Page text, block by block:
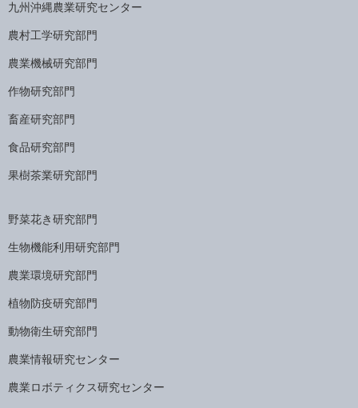
九州沖縄農業研究センター
農村工学研究部門
農業機械研究部門
作物研究部門
畜産研究部門
食品研究部門
果樹茶業研究部門
野菜花き研究部門
生物機能利用研究部門
農業環境研究部門
植物防疫研究部門
動物衛生研究部門
農業情報研究センター
農業ロボティクス研究センター